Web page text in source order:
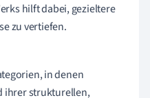
hilft dabei, gezieltere
zu vertiefen.
in denen
ihrer strukturellen,